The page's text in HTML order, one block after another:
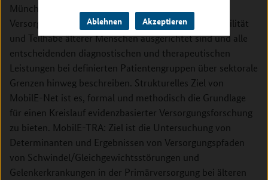
Ablehnen Akzeptieren
München. MobilE-Net soll multiprofessionelle
Versorgungspfade entwickeln, die spezifisch auf Mobilität
und Teilhabe älterer Menschen ausgerichtet sind und alle
entscheidenden diagnostischen und therapeutischen
Leistungen bei definierten Patientengruppen über sektorale
Grenzen hinweg beschreiben. Strukturelles Ziel von
MobilE-Net ist es, formal und methodisch die Grundlage
für einen Kreislauf evidenzbasierter Versorgungsforschung
zu bieten. MobilE-TRA: Ziel ist die Untersuchung von
Determinanten und Ergebnissen von Versorgungspfaden
von Schwindel/Gleichgewichtsstörungen und
Gelenkerkrankungen in der Primärversorgung bei älteren